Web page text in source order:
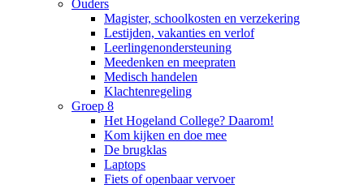
Ouders
Magister, schoolkosten en verzekering
Lestijden, vakanties en verlof
Leerlingenondersteuning
Meedenken en meepraten
Medisch handelen
Klachtenregeling
Groep 8
Het Hogeland College? Daarom!
Kom kijken en doe mee
De brugklas
Laptops
Fiets of openbaar vervoer